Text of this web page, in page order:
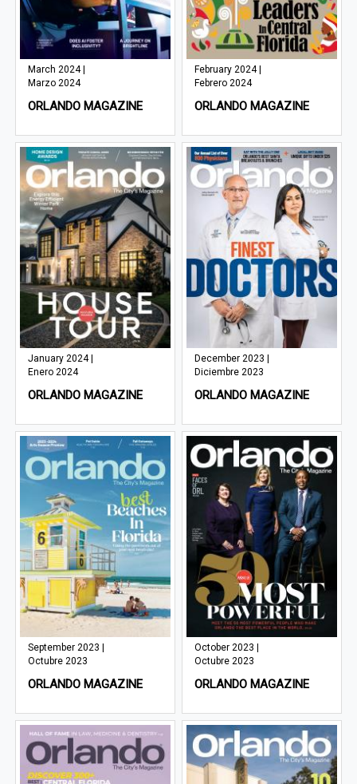
March 2024 |
Marzo 2024
ORLANDO MAGAZINE
February 2024 |
Febrero 2024
ORLANDO MAGAZINE
January 2024 |
Enero 2024
ORLANDO MAGAZINE
December 2023 |
Diciembre 2023
ORLANDO MAGAZINE
September 2023 |
Octubre 2023
ORLANDO MAGAZINE
October 2023 |
Octubre 2023
ORLANDO MAGAZINE